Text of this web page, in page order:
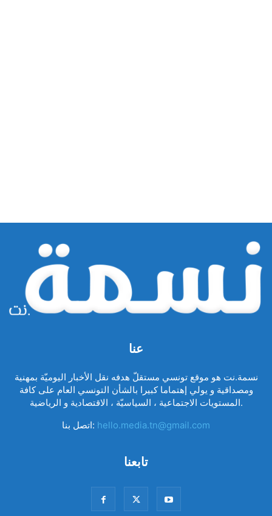
عنا
نسمة.نت هو موقع تونسي مستقلّ هدفه نقل الأخبار اليوميّة بمهنية
ومصداقية و يولي إهتماما كبيرا بالشأن التونسي العام على كافة
المستويات الاجتماعية ، السياسيّة ، الاقتصادية و الرياضية.
اتصل بنا: hello.media.tn@gmail.com
تابعنا